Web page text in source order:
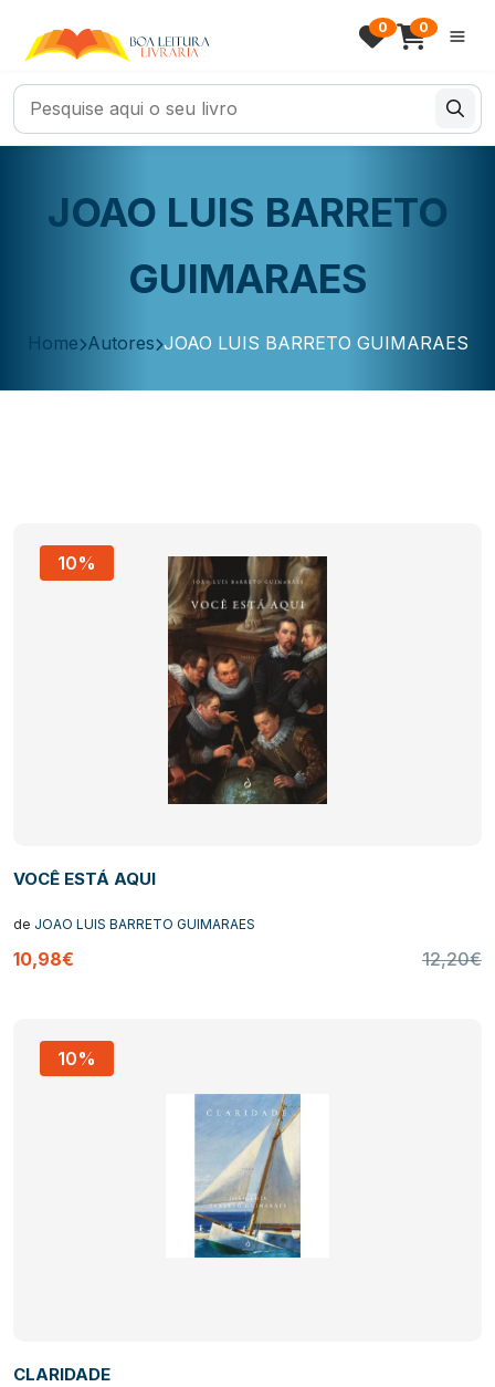
0 0
JOAO LUIS BARRETO
GUIMARAES
Home Autores JOAO LUIS BARRETO GUIMARAES
10%
VOCÊ ESTÁ AQUI
de JOAO LUIS BARRETO GUIMARAES
10,98€ 12,20€
10%
CLARIDADE